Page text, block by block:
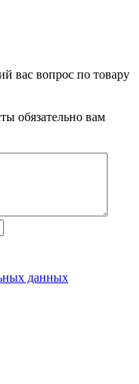
вас вопрос по товару
обязательно вам
данных